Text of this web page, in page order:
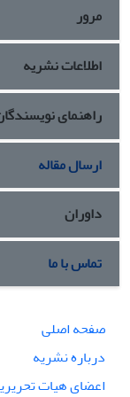
مرور
اطلاعات نشریه
راهنمای
ارسال مقاله
داوران
تماس با ما
صفحه اصلی
درباره نشریه
اعضای هیات